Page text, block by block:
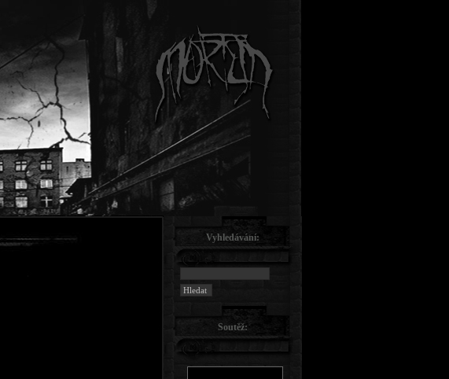
Vyhledávání:
Soutěž: